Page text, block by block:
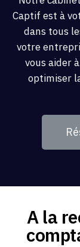
Captif est à
dans tous
votre
vous aider
optimiser
A la